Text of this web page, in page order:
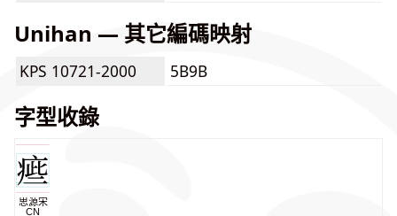
Unihan — 其它編碼映射
KPS 10721-2000 5B9B
字型收錄
思源宋
CN